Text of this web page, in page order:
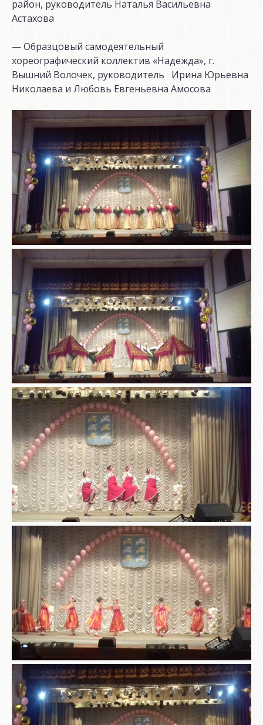
район, руководитель Наталья Васильевна
Астахова
— Образцовый самодеятельный
хореографический коллектив «Надежда», г.
Вышний Волочек, руководитель Ирина Юрьевна
Николаева и Любовь Евгеньевна Амосова